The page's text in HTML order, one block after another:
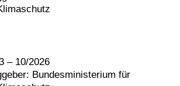
– 10/2026
Bundesministerium für